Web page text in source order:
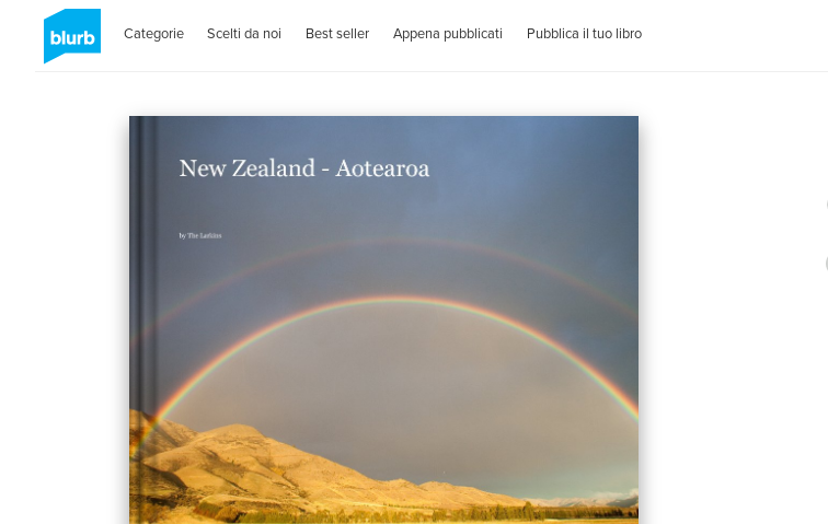
Categorie Scelti da noi Best seller Appena pubblicati Pubblica il tuo libro